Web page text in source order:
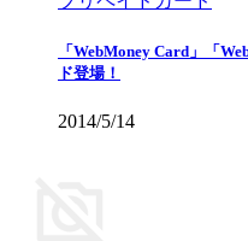
「WebMoney Card」「
ド登場！
2014/5/14